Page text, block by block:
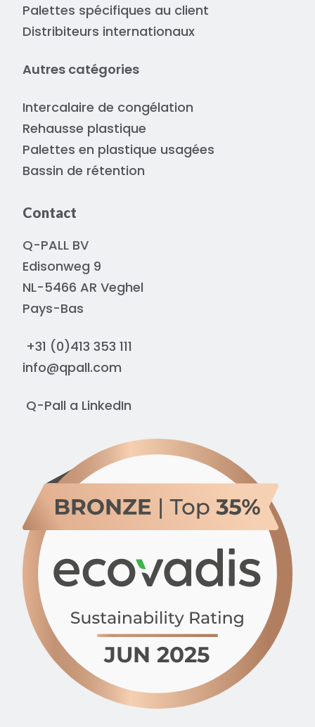
Palettes spécifiques au client
Distribiteurs internationaux
Autres catégories
Intercalaire de congélation
Rehausse plastique
Palettes en plastique usagées
Bassin de rétention
Contact
Q-PALL BV
Edisonweg 9
NL-5466 AR Veghel
Pays-Bas
+31 (0)413 353 111
info@qpall.com
Q-Pall a LinkedIn